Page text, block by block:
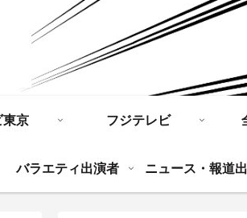
東京 フジテレビ
バラエティ出演者 ニュース・報道